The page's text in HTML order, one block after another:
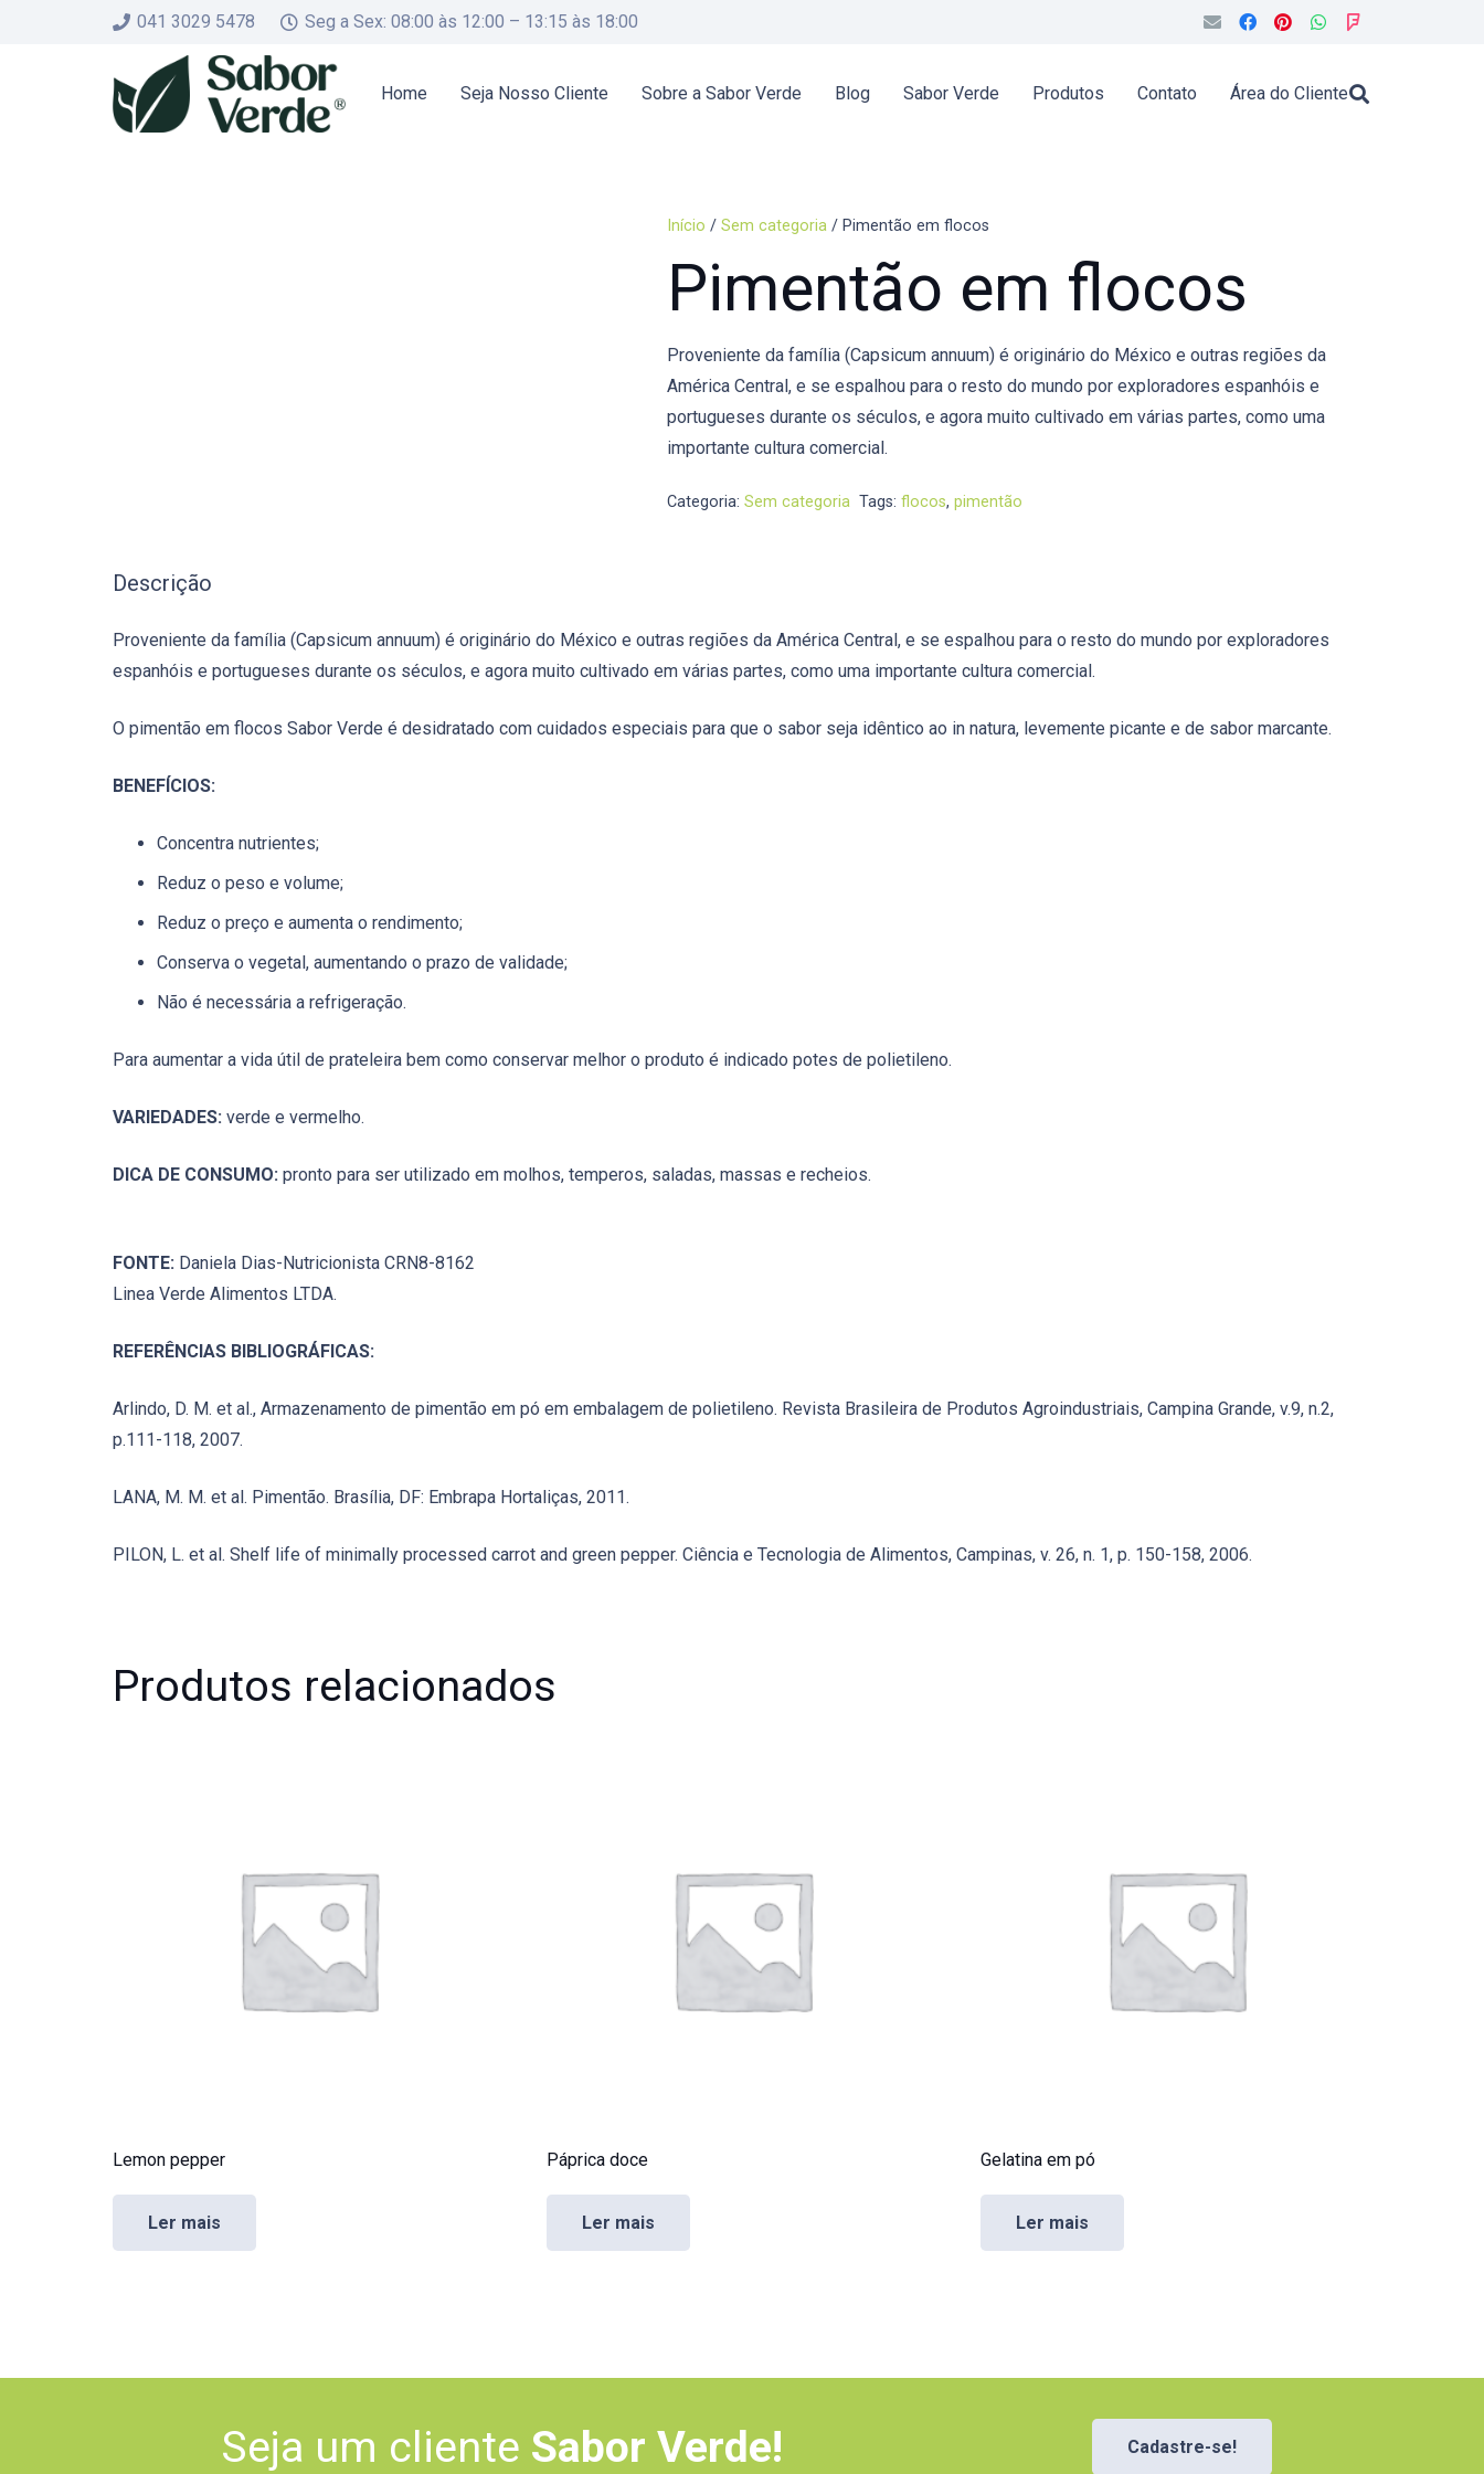
041 3029 5478 Seg a Sex: 08:00 às 12:00 – 13:15 às 18:00
Home Seja Nosso Cliente Sobre a Sabor Verde Blog Sabor Verde Produtos Contato Área do Cliente
Início / Sem categoria/ Pimentão em flocos
Pimentão em flocos
Proveniente da família (Capsicum annuum) é originário do México e outras regiões da
América Central, e se espalhou para o resto do mundo por exploradores espanhóis e
portugueses durante os séculos, e agora muito cultivado em várias partes, como uma
importante cultura comercial.
Categoria: Sem categoria Tags:flocos,pimentão
Descrição
Proveniente da família (Capsicum annuum) é originário do México e outras regiões da América Central, e se espalhou para o resto do mundo por exploradores
espanhóis e portugueses durante os séculos, e agora muito cultivado em várias partes, como uma importante cultura comercial.
O pimentão em flocos Sabor Verde é desidratado com cuidados especiais para que o sabor seja idêntico ao in natura, levemente picante e de sabor marcante.
BENEFÍCIOS:
Concentra nutrientes;
Reduz o peso e volume;
Reduz o preço e aumenta o rendimento;
Conserva o vegetal, aumentando o prazo de validade;
Não é necessária a refrigeração.
Para aumentar a vida útil de prateleira bem como conservar melhor o produto é indicado potes de polietileno.
VARIEDADES: verde e vermelho.
DICA DE CONSUMO: pronto para ser utilizado em molhos, temperos, saladas, massas e recheios.
FONTE: Daniela Dias-Nutricionista CRN8-8162
Linea Verde Alimentos LTDA.
REFERÊNCIAS BIBLIOGRÁFICAS:
Arlindo, D. M. et al., Armazenamento de pimentão em pó em embalagem de polietileno. Revista Brasileira de Produtos Agroindustriais, Campina Grande, v.9, n.2,
p.111-118, 2007.
LANA, M. M. et al. Pimentão. Brasília, DF: Embrapa Hortaliças, 2011.
PILON, L. et al. Shelf life of minimally processed carrot and green pepper. Ciência e Tecnologia de Alimentos, Campinas, v. 26, n. 1, p. 150-158, 2006.
Produtos relacionados
Lemon pepper
Ler mais
Páprica doce
Ler mais
Gelatina em pó
Ler mais
Seja um cliente Sabor Verde! Cadastre-se!